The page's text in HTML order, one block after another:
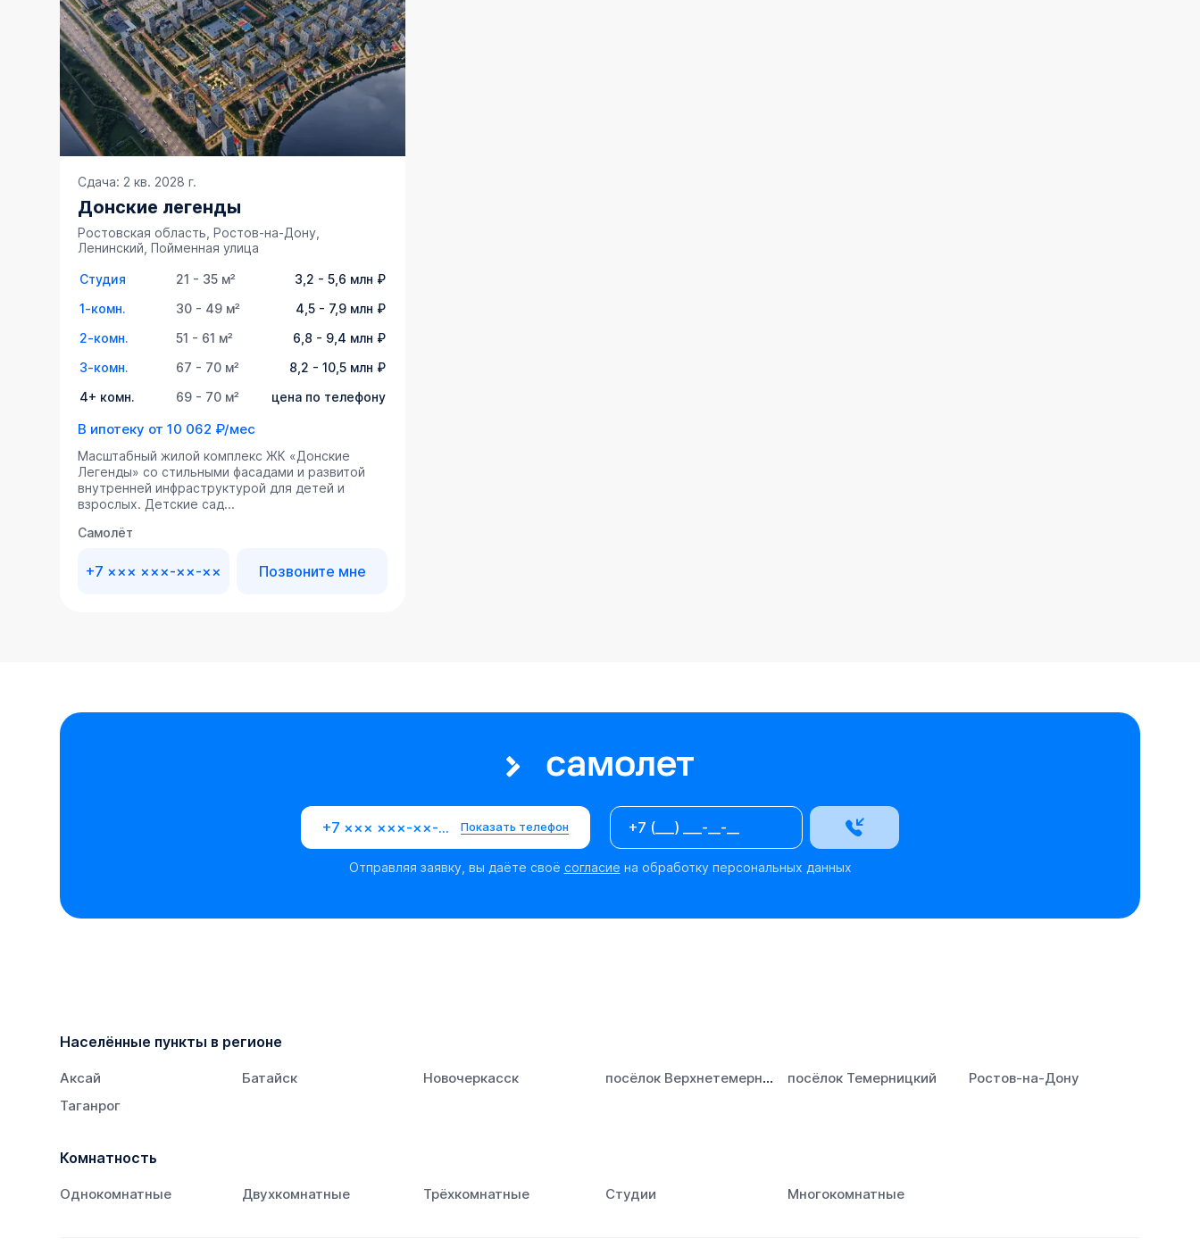
Сдача: 2 кв. 2028 г.
Донские легенды
Ростовская область, Ростов-на-Дону,
Ленинский, Пойменная улица
Студия 21 - 35 м²
3,2 - 5,6 млн ₽
1-комн.
30 - 49 м²
4,5 - 7,9 млн ₽
2-комн.
51 - 61 м²
6,8 - 9,4 млн ₽
3-комн.
67 - 70 м²
8,2 - 10,5 млн ₽
4+ комн.
69 - 70 м² цена по телефону
В ипотеку от10 062 ₽/мес
Масштабный жилой комплекс ЖК «Донские
Легенды» со стильными фасадами и развитой
внутренней инфраструктурой для детей и
взрослых. Детские сад...
Самолёт
+7 ××× ×××-××-×× Позвоните мне
+7 ××× ×××-××-×× Показать телефон
Отправляя заявку, вы даёте своё согласие на обработку персональных данных
Населённые пункты в регионе
Аксай Батайск Новочеркасск посёлок Верхнетемерницкий посёлок Темерницкий
Ростов‑на‑Дону
Таганрог
Комнатность
Однокомнатные Двухкомнатные Трёхкомнатные Студии Многокомнатные